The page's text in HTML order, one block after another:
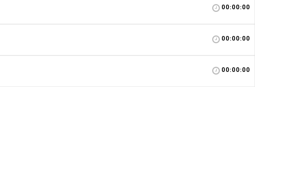
00:00:00
00:00:00
00:00:00